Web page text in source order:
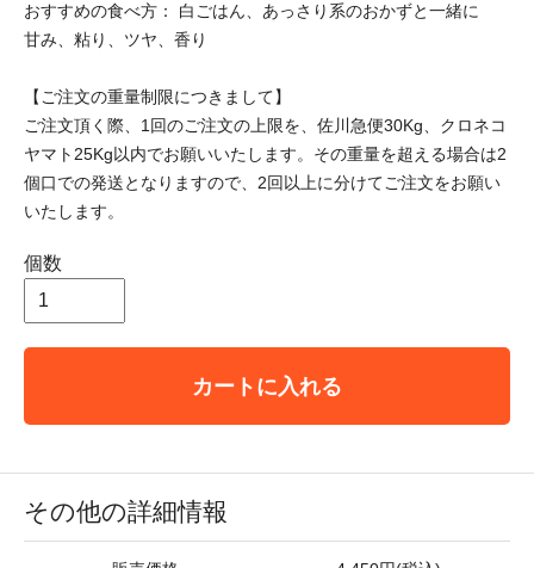
おすすめの食べ方： 白ごはん、あっさり系のおかずと一緒に
甘み、粘り、ツヤ、香り
【ご注文の重量制限につきまして】
ご注文頂く際、1回のご注文の上限を、佐川急便30Kg、クロネコ
ヤマト25Kg以内でお願いいたします。その重量を超える場合は2
個口での発送となりますので、2回以上に分けてご注文をお願い
いたします。
個数
カートに入れる
その他の詳細情報